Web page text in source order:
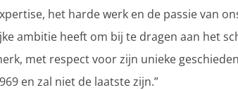
het harde werk en de passie van
ambitie heeft om bij te dragen aan het
met respect voor zijn unieke
en zal niet de laatste zijn.”